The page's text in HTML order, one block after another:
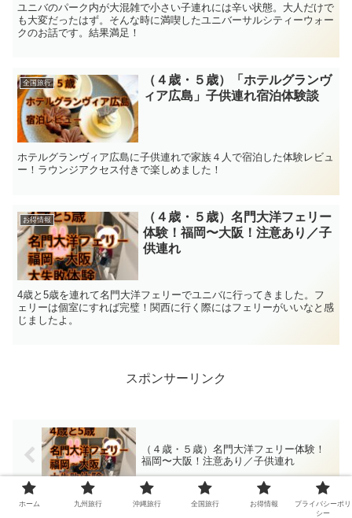
ユニバのパーク内が大混雑で小さい子連れには辛い状態。大人だけで
も大変だったはず。そんな時に満喫したユニバーサルシティーウォー
クのお話です。結果満足！
全国旅行
（４歳・５歳）「ホテルグランヴ
ィア広島」子供連れ宿泊体験談
ホテルグランヴィア広島に子供連れで家族４人で宿泊した体験レビュ
ー！ラウンジアクセス付きで楽しめました！
お得情報
（４歳・５歳）名門大洋フェリー
体験！福岡〜大阪！注意あり／子
供連れ
4歳と5歳を連れて名門大洋フェリーでユニバに行ってきました。フ
ェリーは個室にすれば完璧！関西に行く際にはフェリーがいいなと感
じましたよ。
スポンサーリンク
（４歳・５歳）名門大洋フェリー体験！
福岡〜大阪！注意あり／子供連れ
ホーム 九州旅行 沖縄旅行 全国旅行 お得情報
プライバシーポリ
シー